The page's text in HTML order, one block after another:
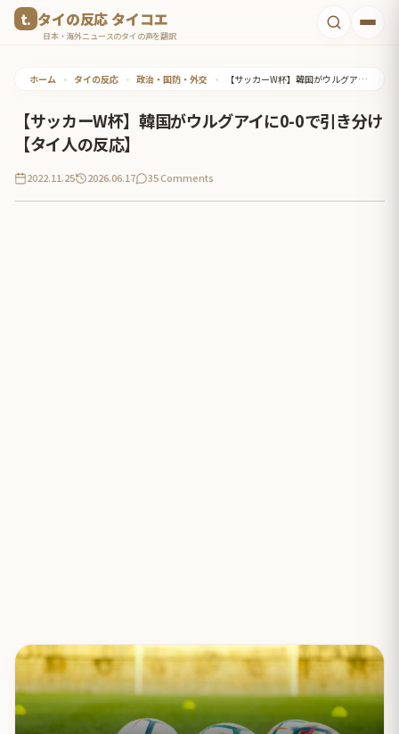
タイの反応 タイコエ
日本・海外ニュースのタイの声を翻訳
ホーム • タイの反応 • 政治・国防・外交 • 【サッカーW杯】韓国がウルグアイに0-0で引き分け【タイ人の反応】
【サッカーW杯】韓国がウルグアイに0-0で引き分け
【タイ人の反応】
2022.11.25 2026.06.17 35 Comments